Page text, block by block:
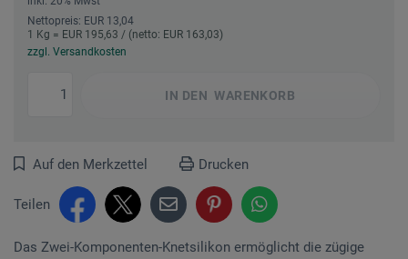
Nettopreis: EUR 13,04
1 Kg = EUR 195,63 / (netto: EUR 163,03)
zzgl. Versandkosten
IN DEN WARENKORB
Auf den Merkzettel Drucken
Teilen
Das Zwei-Komponenten-Knetsilikon ermöglicht die zügige